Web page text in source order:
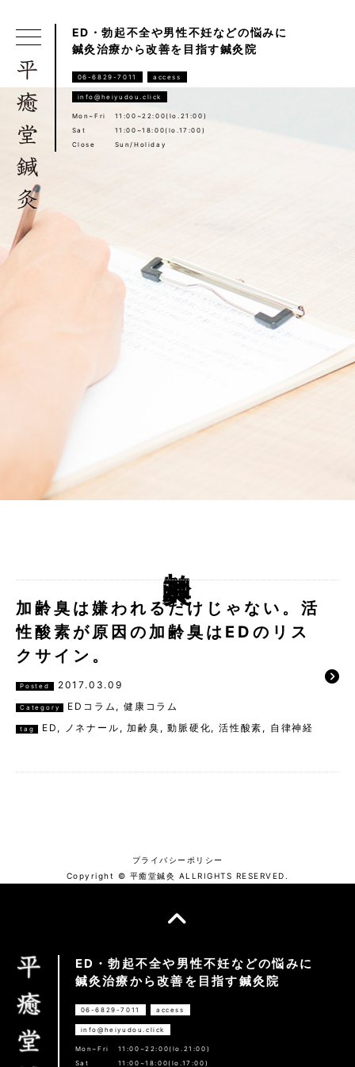
ED・勃起不全や男性不妊などの悩みに
鍼灸治療から改善を目指す鍼灸院
06-6829-7011 access
info@heiyudou.click
Mon~Fri
11:00~22:00(lo.21:00)
Sat
11:00~18:00(lo.17:00)
Close
Sun/Holiday
加齢臭は嫌われるだけじゃない。活
性酸素が原因の加齢臭はEDのリス
クサイン。
Posted 2017.03.09
Category EDコラム ,健康コラム
tag ED , ノネナール ,加齢臭 ,動脈硬化,活性酸素 , 自律神経
プライバシーポリシー
Copyright © 平癒堂鍼灸 ALLRIGHTS RESERVED.
ED・勃起不全や男性不妊などの悩みに
鍼灸治療から改善を目指す鍼灸院
06-6829-7011 access
info@heiyudou.click
Mon~Fri
11:00~22:00(lo.21:00)
Sat
11:00~18:00(lo.17:00)